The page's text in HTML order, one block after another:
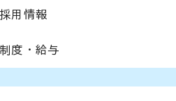
採用情報
制度・給与